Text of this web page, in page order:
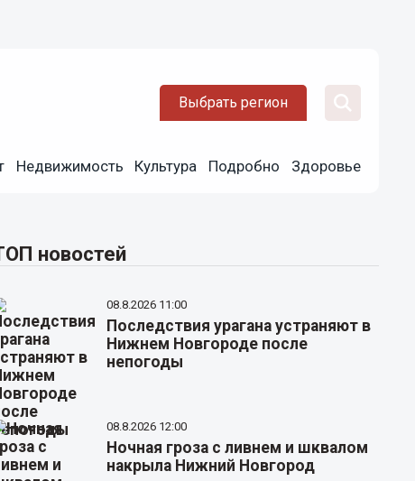
Выбрать регион
Недвижимость Культура Подробно Здоровье
новостей
08.8.2026 11:00
Последствия урагана устраняют в
Нижнем Новгороде после
непогоды
08.8.2026 12:00
Ночная гроза с ливнем и шквалом
накрыла Нижний Новгород